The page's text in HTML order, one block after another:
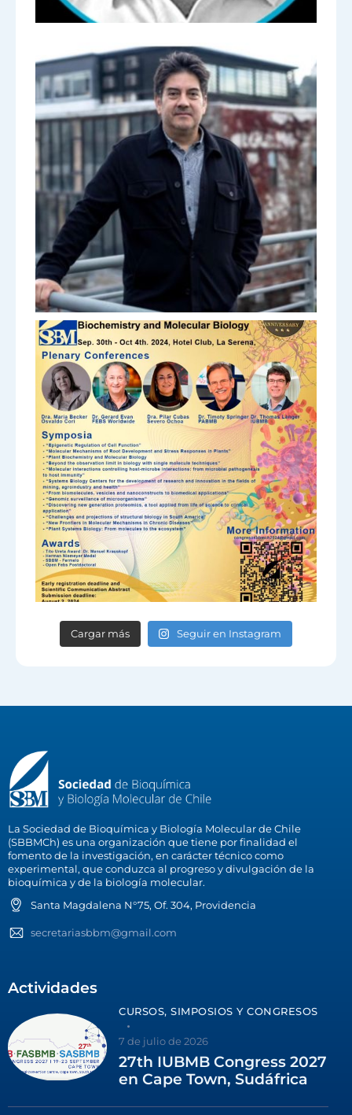
Cargar más Seguir en Instagram
La Sociedad de Bioquímica y Biología Molecular de Chile
(SBBMCh) es una organización que tiene por finalidad el
fomento de la investigación, en carácter técnico como
experimental, que conduzca al progreso y divulgación de la
bioquímica y de la biología molecular.
Santa Magdalena N°75, Of. 304, Providencia
secretariasbbm@gmail.com
Actividades
CURSOS, SIMPOSIOS Y CONGRESOS
7 de julio de 2026
27th IUBMB Congress 2027
en Cape Town, Sudáfrica